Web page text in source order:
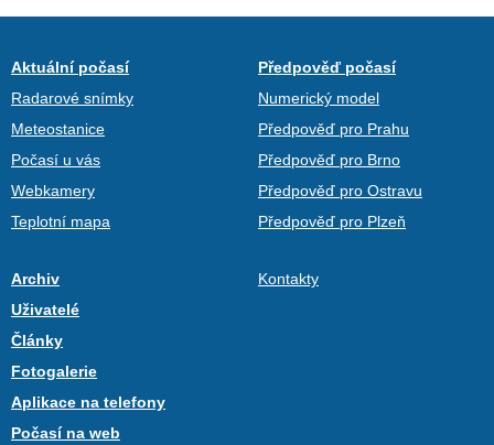
Aktuální počasí
Radarové snímky
Meteostanice
Počasí u vás
Webkamery
Teplotní mapa
Předpověď počasí
Numerický model
Předpověď pro Prahu
Předpověď pro Brno
Předpověď pro Ostravu
Předpověď pro Plzeň
Archiv
Uživatelé
Články
Fotogalerie
Aplikace na telefony
Počasí na web
Kontakty